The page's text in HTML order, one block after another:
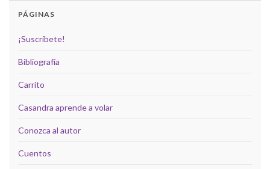
PÁGINAS
¡Suscríbete!
Bibliografía
Carrito
Casandra aprende a volar
Conozca al autor
Cuentos